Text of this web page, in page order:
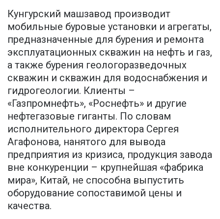
Кунгурский машзавод производит
мобильные буровые установки и агрегаты,
предназначенные для бурения и ремонта
эксплуатационных скважин на нефть и газ,
а также бурения геологоразведочных
скважин и скважин для водоснабжения и
гидрогеологии. Клиенты –
«Газпромнефть», «Роснефть» и другие
нефтегазовые гиганты. По словам
исполнительного директора Сергея
Агафонова, нанятого для вывода
предприятия из кризиса, продукция завода
вне конкуренции – крупнейшая «фабрика
мира», Китай, не способна выпустить
оборудование сопоставимой цены и
качества.